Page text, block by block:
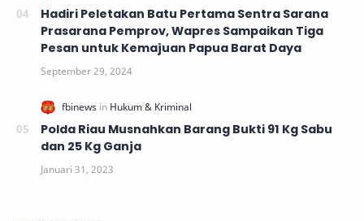
Hadiri Peletakan Batu Pertama Sentra Sarana
Prasarana Pemprov, Wapres Sampaikan Tiga
Pesan untuk Kemajuan Papua Barat Daya
Polda Riau Musnahkan Barang Bukti 91 Kg Sabu
dan 25 Kg Ganja